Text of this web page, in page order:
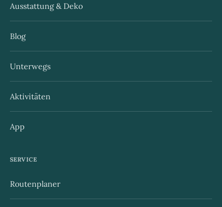
Ausstattung & Deko
Blog
Unterwegs
Aktivitäten
App
SERVICE
Routenplaner